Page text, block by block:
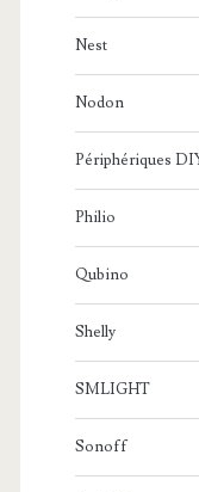
Nest
Nodon
Périphériques
Philio
Qubino
Shelly
SMLIGHT
Sonoff